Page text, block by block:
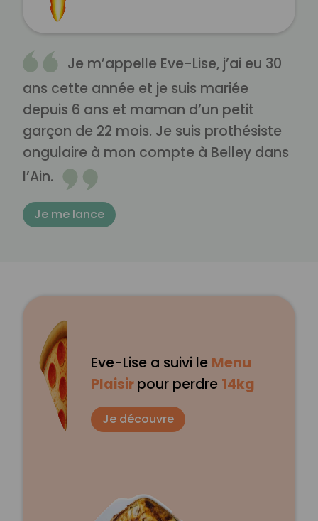
Je m’appelle Eve-Lise, j’ai eu 30
ans cette année et je suis mariée
depuis 6 ans et maman d’un petit
garçon de 22 mois. Je suis prothésiste
ongulaire à mon compte à Belley dans
l’Ain.
Je me lance
Eve-Lise a suivi le Menu
Plaisirpour perdre 14kg
Je découvre